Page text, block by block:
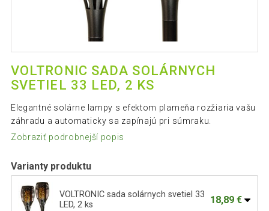
VOLTRONIC SADA SOLÁRNYCH
SVETIEL 33 LED, 2 KS
Elegantné solárne lampy s efektom plameňa rozžiaria vašu
záhradu a automaticky sa zapínajú pri súmraku.
Zobraziť podrobnejší popis
Varianty produktu
VOLTRONIC sada solárnych svetiel 33
LED, 2 ks
18,89 €